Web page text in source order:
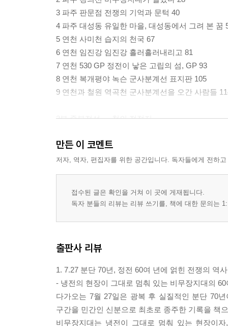
3 파주 판문점 전쟁의 기억과 문턱 40
4 파주 대성동 유일한 마을, 대성동에서 그려 본 꿈
5 연천 사미천 습지의 천국 67
6 연천 임진강 임진강 흘러흘러내리고 81
7 연천 530 GP 정전이 낳은 고립의 섬, GP 93
8 연천 복개평야 녹슨 군사분계선 표지판 105
9 연천과 철원 역곡천 군사분계선을 오간 사람들
2부 중부전선 ― 철의 전적지
11 철원 대전차 방벽과 제3땅굴 남과 북의 전쟁 트
12 철원 은하 계곡 비무장지대에서 흘러내린 피 157
15 김화 남대천 금강산 전기철도에서 되새기는 식
17 철원 삼천봉 한북정맥 북한 산림 황폐화의 실상
19 적근산에서 금성천으로 유해발굴사업과 금성지
만든 이 코멘트
저자, 역자, 편집자를 위한 공간입니다. 독자들에게 전하
접수된 글은 확인을 거쳐 이 곳에 게재됩니다.
독자 분들의 리뷰는 리뷰 쓰기를, 책에 대한 문의는
출판사 리뷰
1. 7.27 분단 70년, 정전 60여 년에 얽힌 전쟁의 역
- 냉전의 현장이 그대로 멈춰 있는 비무장지대의
다가오는 7월 27일은 광복 후 실질적인 분단 70
구간을 민간인 신분으로 최초로 종주한 기록을 책
비무장지대는 냉전이 그대로 멈춰 있는 현장이